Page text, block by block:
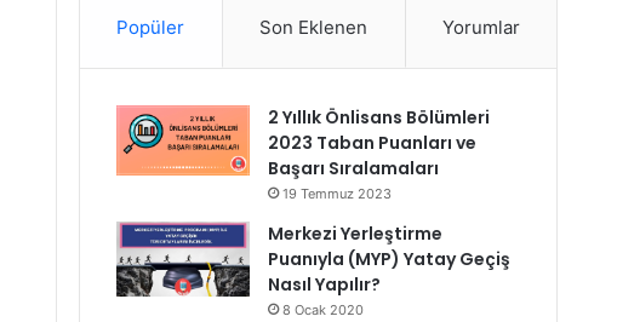
Popüler Son Eklenen Yorumlar
2 Yıllık Önlisans Bölümleri
2023 Taban Puanları ve
Başarı Sıralamaları
19 Temmuz 2023
Merkezi Yerleştirme
Puanıyla (MYP) Yatay Geçiş
Nasıl Yapılır?
8 Ocak 2020